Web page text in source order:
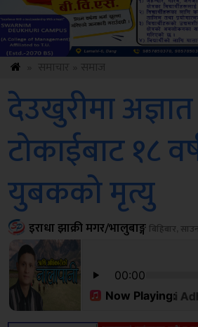
देउखुरीमा
टोकाईबाट १८
युबकको मृत्यु
इराधा झाक्री मगर/भालुबाङ्गबिहिबार,